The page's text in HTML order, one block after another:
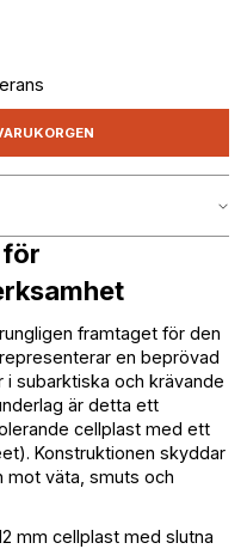
framtaget för den
en beprövad
subarktiska och krävande
är detta ett
cellplast med ett
Konstruktionen skyddar
mot väta, smuts och
mm cellplast med slutna